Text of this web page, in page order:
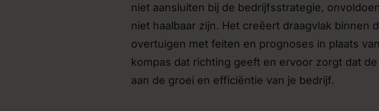
niet aansluiten bij de bedrijfsstrategie,
niet haalbaar zijn. Het creëert draagvlak binnen
overtuigen met feiten en prognoses in plaats
kompas dat richting geeft en ervoor zorgt dat
aan de groei en efficiëntie van je bedrijf.